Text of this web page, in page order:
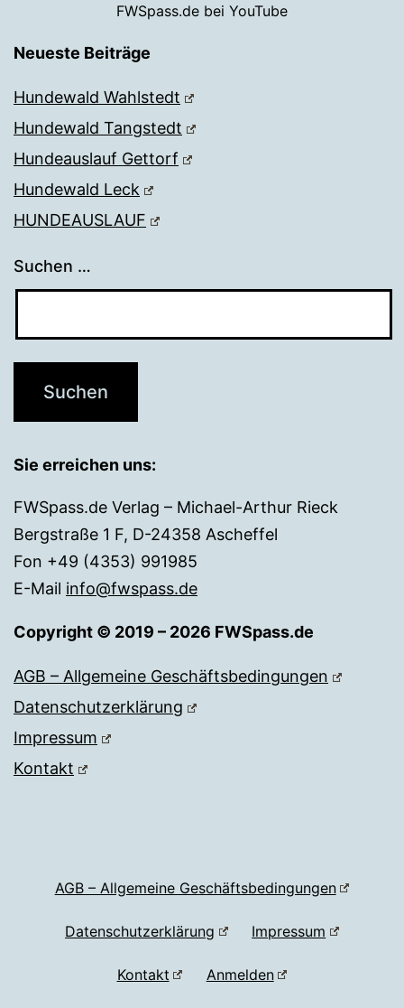
FWSpass.de bei YouTube
Neueste Beiträge
Hundewald Wahlstedt
Hundewald Tangstedt
Hundeauslauf Gettorf
Hundewald Leck
HUNDEAUSLAUF
Suchen …
Sie erreichen uns:
FWSpass.de Verlag – Michael-Arthur Rieck
Bergstraße 1 F, D-24358 Ascheffel
Fon +49 (4353) 991985
E-Mail info@fwspass.de
Copyright © 2019 – 2026 FWSpass.de
AGB – Allgemeine Geschäftsbedingungen
Datenschutzerklärung
Impressum
Kontakt
AGB – Allgemeine Geschäftsbedingungen
Datenschutzerklärung Impressum
Kontakt Anmelden